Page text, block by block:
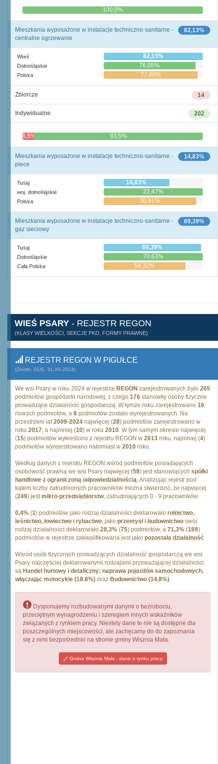
0,0% 100,0%
82,13%
Mieszkania wyposażone w instalacje techniczno-sanitarne -
centralne ogrzewanie
Wieś 82,13%
Dolnośląskie 76,05%
Polska 77,80%
14
Zbiorcze
202
Indywidualne
6,5% 93,5%
14,83%
Mieszkania wyposażone w instalacje techniczno-sanitarne -
piece
Tutaj 14,83%
woj. dolnośląskie 22,47%
Polska 20,91%
69,39%
Mieszkania wyposażone w instalacje techniczno-sanitarne -
gaz sieciowy
Tutaj 69,39%
Dolnośląskie 70,63%
Cała Polska 58,32%
WIEŚ PSARY - REJESTR REGON
(KLASY WIELKOŚCI, SEKCJE PKD, FORMY PRAWNE)
REJESTR REGON W PIGUŁCE
(Źródło: GUS, 31.XII.2024)
We wsi Psary w roku 2024 w rejestrze REGON zarejestrowanych było 265
podmiotów gospodarki narodowej, z czego 176 stanowiły osoby fizyczne
prowadzące działalność gospodarczą. W tymże roku zarejestrowano 16
nowych podmiotów, a 8 podmiotów zostało wyrejestrowanych. Na
przestrzeni lat2009-2024 najwięcej (28) podmiotów zarejestrowano w
roku 2017, a najmniej (10) w roku 2010. W tym samym okresie najwięcej
(15) podmiotów wykreślono z rejestru REGON w 2013 roku, najmniej (4)
podmiotów wyrejestrowano natomiast w 2010 roku.
Według danych z rejestru REGON wśród podmiotów posiadających
osobowość prawną we wsi Psary najwięcej (58) jest stanowiących spółki
handlowe z ograniczoną odpowiedzialnością. Analizując rejestr pod
kątem liczby zatrudnionych pracowników można stwierdzić, że najwięcej
(249) jestmikro-przedsiębiorstw, zatrudniających 0 - 9 pracowników.
0,4% (1) podmiotów jako rodzaj działalności deklarowało rolnictwo,
leśnictwo, łowiectwo i rybactwo, jako przemysł i budownictwo swój
rodzaj działalności deklarowało 28,3% (75) podmiotów, a 71,3% (189)
podmiotów w rejestrze zakwalifikowana jest jako pozostała działalność.
Wśród osób fizycznych prowadzących działalność gospodarczą we wsi
Psary najczęściej deklarowanymi rodzajami przeważającej działalności
są Handel hurtowy i detaliczny; naprawa pojazdów samochodowych,
włączając motocykle (18.8%) oraz Budownictwo (14.8%).
Dysponujemy rozbudowanymi danymi o bezrobociu,
przeciętnym wynagrodzeniu i szeregiem innych wskaźników
związanych z rynkiem pracy. Niestety dane te nie są dostępne dla
poszczególnych miejscowości, ale zachęcamy do do zapoznania
się z nimi bezpośrednio na stronie gminy Wisznia Mała.
Gmina Wisznia Mała - dane o rynku pracy